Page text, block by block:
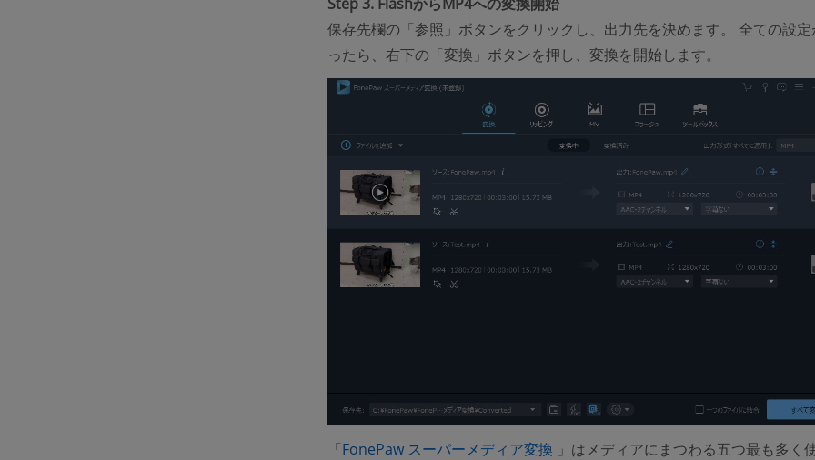
保存先欄の「参照」ボタンをクリックし、出力先を決めます。 全ての設
ったら、右下の「変換」ボタンを押し、変換を開始します。
「FonePaw スーパーメディア変換 (opens new window)
」はメディアにまつわる五つ最も多く